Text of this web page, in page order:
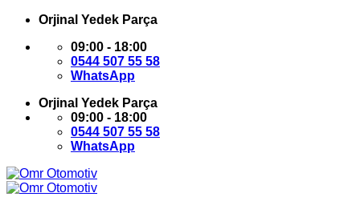
İçeriğeOrjinal Yedek Parça
09:00 - 18:00
0544 507 55 58
WhatsApp
Orjinal Yedek Parça
09:00 - 18:00
0544 507 55 58
WhatsApp